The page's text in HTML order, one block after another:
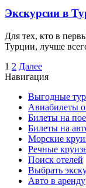
Экскурсии в
Для тех, кто в
Турции, лучше
Пагинация
записей
1 2 Далее
Навигация
Выгодные
Авиабилеты
Билеты на
Билеты на
Морские
Речные
Поиск отелей
Выбрать
Авто в аренду